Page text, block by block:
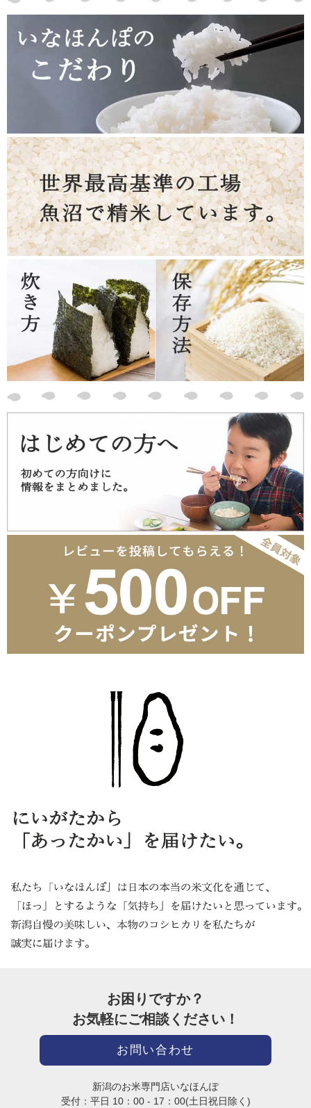
お困りですか？
お気軽にご相談ください！
お問い合わせ
新潟のお米専門店いなほんぽ
受付：平日 10：00 - 17：00(土日祝日除く)